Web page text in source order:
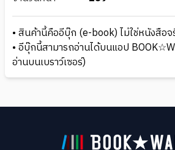
• สินค้านี้คืออีบุ๊ก (e-book) ไม่ใช่หนังสือจ
• อีบุ๊กนี้สามารถอ่านได้บนแอป
อ่านบนเบราว์เซอร์)